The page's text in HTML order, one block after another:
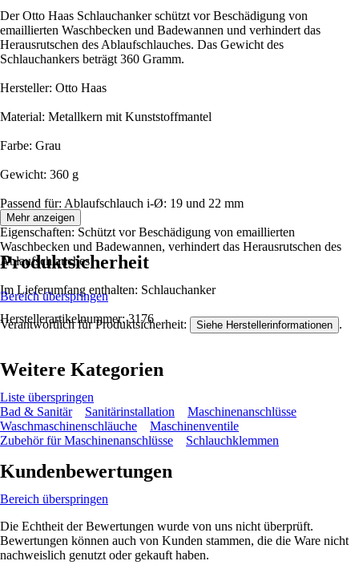
Der Otto Haas Schlauchanker schützt vor Beschädigung von
emaillierten Waschbecken und Badewannen und verhindert das
Herausrutschen des Ablaufschlauches. Das Gewicht des
Schlauchankers beträgt 360 Gramm.
Hersteller: Otto Haas
Material: Metallkern mit Kunststoffmantel
Farbe: Grau
Gewicht: 360 g
Passend für: Ablaufschlauch i-Ø: 19 und 22 mm
Eigenschaften: Schützt vor Beschädigung von emaillierten
Waschbecken und Badewannen, verhindert das Herausrutschen des
Ablaufschlauches
Im Lieferumfang enthalten: Schlauchanker
Herstellerartikelnummer: 3176
Mehr anzeigen
Produktsicherheit
Bereich überspringen
Verantwortlich für Produktsicherheit: Siehe Herstellerinformationen .
Weitere Kategorien
Liste überspringen
Bad & Sanitär
Sanitärinstallation
Maschinenanschlüsse
Waschmaschinenschläuche
Maschinenventile
Zubehör für Maschinenanschlüsse
Schlauchklemmen
Kundenbewertungen
Bereich überspringen
Die Echtheit der Bewertungen wurde von uns nicht überprüft.
Bewertungen können auch von Kunden stammen, die die Ware nicht
nachweislich genutzt oder gekauft haben.